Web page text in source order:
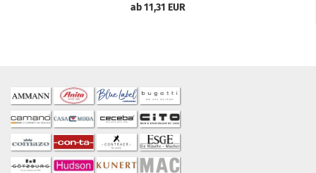
ab 11,31 EUR